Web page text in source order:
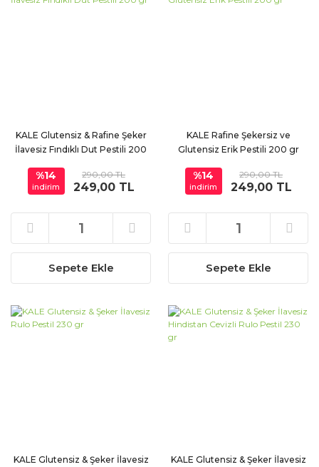
KALE Glutensiz & Rafine Şeker
İlavesiz Fındıklı Dut Pestili 200
%14
indirim
290,00 TL
249,00 TL
Sepete Ekle
KALE Rafine Şekersiz ve
Glutensiz Erik Pestili 200 gr
%14
indirim
290,00 TL
249,00 TL
Sepete Ekle
KALE Glutensiz & Şeker İlavesiz
KALE Glutensiz & Şeker İlavesiz